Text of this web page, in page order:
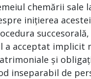
chemării
inițierea
a acceptat implicit
și
inseparabil de